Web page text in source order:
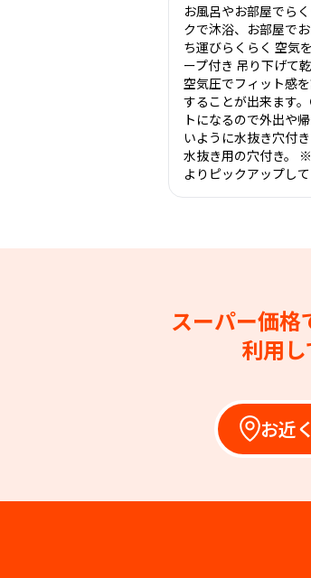
お風呂やお部屋でら
クで沐浴、お部屋で
ち運びらくらく 空気
ープ付き 吊り下げて
空気圧でフィット感
することが出来ます
トになるので外出や
いように水抜き穴付
水抜き用の穴付き。
よりピックアップして
スーパー価格
利用
お近